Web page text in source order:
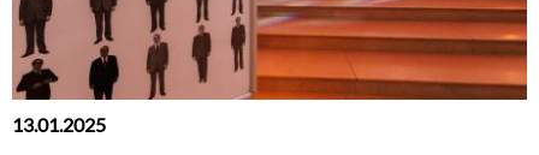
13.01.2025